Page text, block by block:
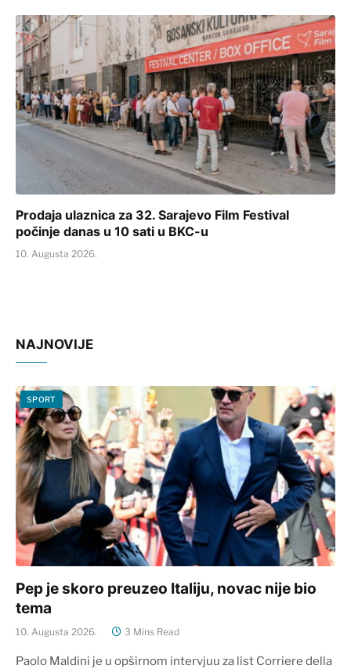
Prodaja ulaznica za 32. Sarajevo Film Festival
počinje danas u 10 sati u BKC-u
10. Augusta 2026.
NAJNOVIJE
SPORT
Pep je skoro preuzeo Italiju, novac nije bio
tema
10. Augusta 2026. 3 Mins Read
Paolo Maldini je u opširnom intervjuu za list Corriere della